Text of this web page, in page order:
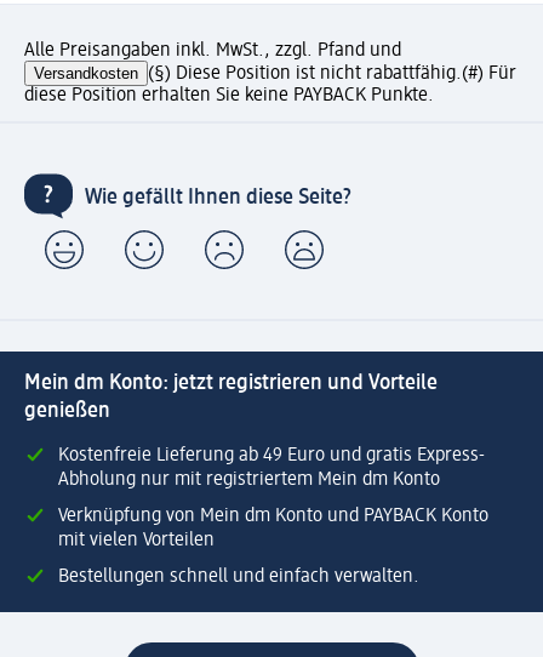
Alle Preisangaben inkl. MwSt., zzgl. Pfand und
Versandkosten (§) Diese Position ist nicht rabattfähig.(#) Für
diese Position erhalten Sie keine PAYBACK Punkte.
Wie gefällt Ihnen diese Seite?
Mein dm Konto: jetzt registrieren und Vorteile
genießen
Kostenfreie Lieferung ab 49 Euro und gratis Express-
Abholung nur mit registriertem Mein dm Konto
Verknüpfung von Mein dm Konto und PAYBACK Konto
mit vielen Vorteilen
Bestellungen schnell und einfach verwalten.